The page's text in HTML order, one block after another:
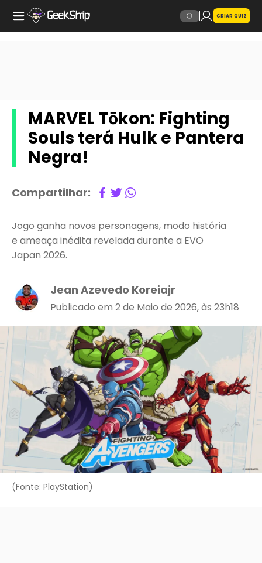
CRIAR QUIZ
MARVEL Tōkon: Fighting
Souls terá Hulk e Pantera
Negra!
Compartilhar:
Jogo ganha novos personagens, modo história
e ameaça inédita revelada durante a EVO
Japan 2026.
Jean Azevedo Koreiajr
Publicado em 2 de Maio de 2026, às 23h18
(Fonte: PlayStation)